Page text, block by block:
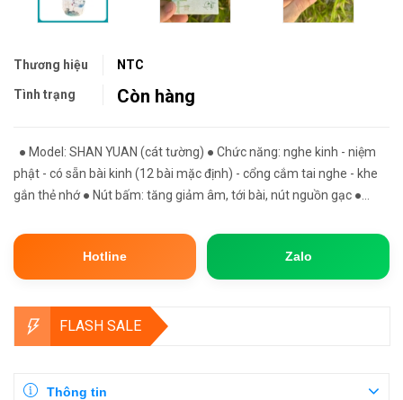
Thương hiệu NTC
Tình trạng Còn hàng
● Model: SHAN YUAN (cát tường) ● Chức năng: nghe kinh - niệm
phật - có sẵn bài kinh (12 bài mặc định) - cổng cắm tai nghe - khe
gắn thẻ nhớ ● Nút bấm: tăng giảm âm, tới bài, nút nguồn gạc ●
Hotline Zalo
FLASH SALE
Thông tin